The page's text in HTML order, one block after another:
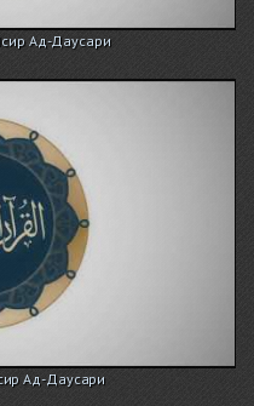
Ад-Даусари
Ад-Даусари